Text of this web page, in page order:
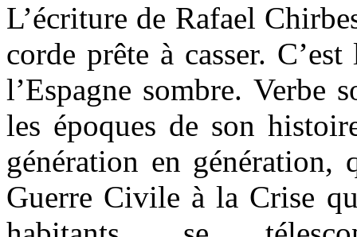
L’écriture de Rafael
corde prête à casser.
l’Espagne sombre. Verbe
les époques de son
génération en
Guerre Civile à la Crise